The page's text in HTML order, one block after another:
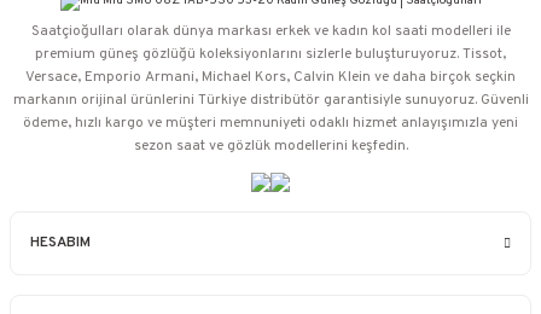
HESABIM
Saatçioğulları⁠ olarak dünya markası erkek ve kadın kol saati modelleri ile
premium güneş gözlüğü koleksiyonlarını sizlerle buluşturuyoruz. Tissot,
Versace, Emporio Armani, Michael Kors, Calvin Klein ve daha birçok seçkin
markanın orijinal ürünlerini Türkiye distribütör garantisiyle sunuyoruz. Güvenli
ödeme, hızlı kargo ve müşteri memnuniyeti odaklı hizmet anlayışımızla yeni
sezon saat ve gözlük modellerini keşfedin.